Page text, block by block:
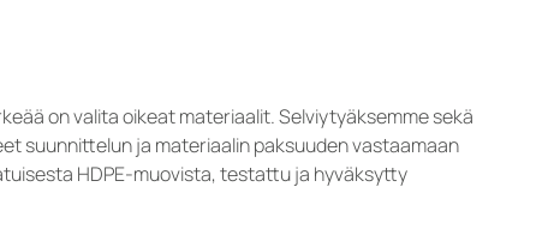
on valita oikeat materiaalit. Selviytyäksemme sekä
suunnittelun ja materiaalin paksuuden vastaamaan
HDPE-muovista, testattu ja hyväksytty